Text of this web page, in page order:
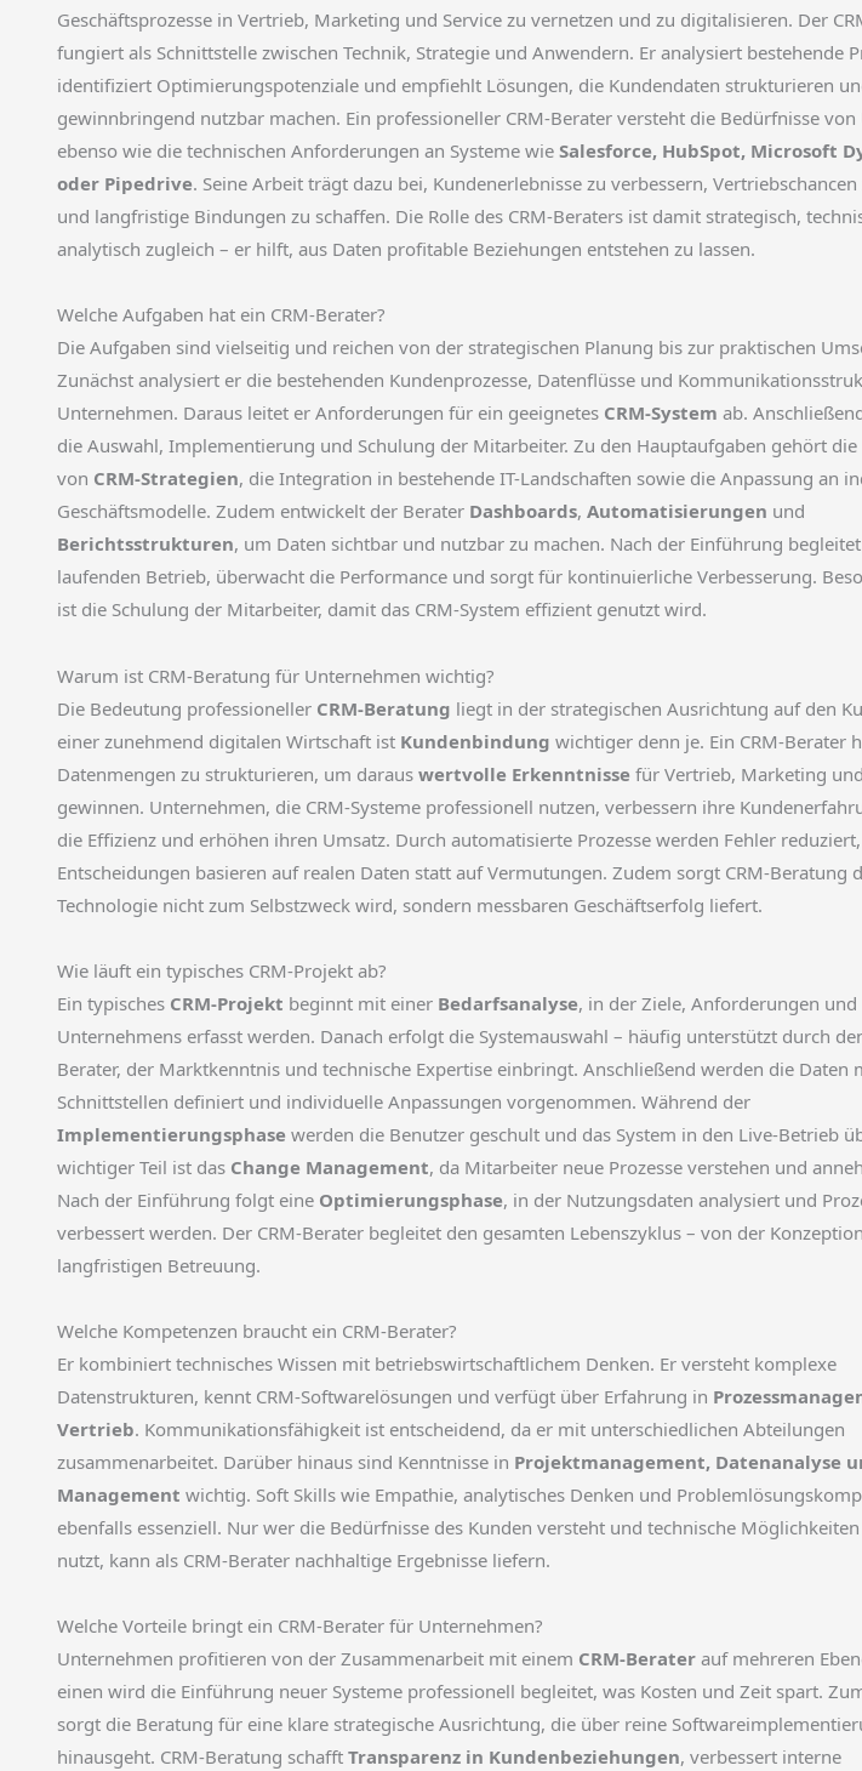
Geschäftsprozesse in Vertrieb, Marketing und Service zu vernetzen und zu digitalisieren. Der
fungiert als Schnittstelle zwischen Technik, Strategie und Anwendern. Er analysiert bestehende
identifiziert Optimierungspotenziale und empfiehlt Lösungen, die Kundendaten strukturieren
gewinnbringend nutzbar machen. Ein professioneller CRM-Berater versteht die Bedürfnisse
ebenso wie die technischen Anforderungen an Systeme wie Salesforce, HubSpot, Microsoft
oder Pipedrive. Seine Arbeit trägt dazu bei, Kundenerlebnisse zu verbessern,
und langfristige Bindungen zu schaffen. Die Rolle des CRM-Beraters ist damit strategisch,
analytisch zugleich – er hilft, aus Daten profitable Beziehungen entstehen zu lassen.
Welche Aufgaben hat ein CRM-Berater?
Die Aufgaben sind vielseitig und reichen von der strategischen Planung bis zur praktischen
Zunächst analysiert er die bestehenden Kundenprozesse, Datenflüsse und
Unternehmen. Daraus leitet er Anforderungen für ein geeignetes CRM-System ab.
die Auswahl, Implementierung und Schulung der Mitarbeiter. Zu den Hauptaufgaben gehört
von CRM-Strategien, die Integration in bestehende IT-Landschaften sowie die Anpassung an
Geschäftsmodelle. Zudem entwickelt der Berater Dashboards, Automatisierungen und
Berichtsstrukturen, um Daten sichtbar und nutzbar zu machen. Nach der Einführung
laufenden Betrieb, überwacht die Performance und sorgt für kontinuierliche Verbesserung.
ist die Schulung der Mitarbeiter, damit das CRM-System effizient genutzt wird.
Warum ist CRM-Beratung für Unternehmen wichtig?
Die Bedeutung professioneller CRM-Beratung liegt in der strategischen Ausrichtung auf den
einer zunehmend digitalen Wirtschaft ist Kundenbindung wichtiger denn je. Ein CRM-Berater
Datenmengen zu strukturieren, um daraus wertvolle Erkenntnisse für Vertrieb, Marketing
gewinnen. Unternehmen, die CRM-Systeme professionell nutzen, verbessern ihre
die Effizienz und erhöhen ihren Umsatz. Durch automatisierte Prozesse werden Fehler
Entscheidungen basieren auf realen Daten statt auf Vermutungen. Zudem sorgt CRM-Beratung
Technologie nicht zum Selbstzweck wird, sondern messbaren Geschäftserfolg liefert.
Wie läuft ein typisches CRM-Projekt ab?
Ein typisches CRM-Projekt beginnt mit einer Bedarfsanalyse, in der Ziele, Anforderungen und
Unternehmens erfasst werden. Danach erfolgt die Systemauswahl – häufig unterstützt durch
Berater, der Marktkenntnis und technische Expertise einbringt. Anschließend werden die Daten
Schnittstellen definiert und individuelle Anpassungen vorgenommen. Während der
Implementierungsphase werden die Benutzer geschult und das System in den Live-Betrieb
wichtiger Teil ist das Change Management, da Mitarbeiter neue Prozesse verstehen und
Nach der Einführung folgt eine Optimierungsphase, in der Nutzungsdaten analysiert und
verbessert werden. Der CRM-Berater begleitet den gesamten Lebenszyklus – von der
langfristigen Betreuung.
Welche Kompetenzen braucht ein CRM-Berater?
Er kombiniert technisches Wissen mit betriebswirtschaftlichem Denken. Er versteht komplexe
Datenstrukturen, kennt CRM-Softwarelösungen und verfügt über Erfahrung in
Vertrieb. Kommunikationsfähigkeit ist entscheidend, da er mit unterschiedlichen Abteilungen
zusammenarbeitet. Darüber hinaus sind Kenntnisse in Projektmanagement, Datenanalyse
Management wichtig. Soft Skills wie Empathie, analytisches Denken und
ebenfalls essenziell. Nur wer die Bedürfnisse des Kunden versteht und technische
nutzt, kann als CRM-Berater nachhaltige Ergebnisse liefern.
Welche Vorteile bringt ein CRM-Berater für Unternehmen?
Unternehmen profitieren von der Zusammenarbeit mit einem CRM-Berater auf mehreren
einen wird die Einführung neuer Systeme professionell begleitet, was Kosten und Zeit spart.
sorgt die Beratung für eine klare strategische Ausrichtung, die über reine
hinausgeht. CRM-Beratung schafft Transparenz in Kundenbeziehungen, verbessert interne